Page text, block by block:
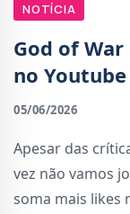
NOTÍCIA
God of
no
05/06/2026
Apesar das
vez não vamos
soma mais likes